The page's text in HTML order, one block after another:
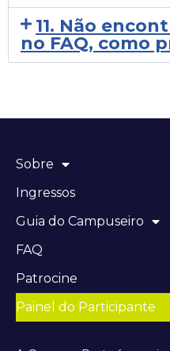
11. Não
no FAQ, como
Sobre
Ingressos
Guia do Campuseiro
FAQ
Patrocine
Painel do Participante